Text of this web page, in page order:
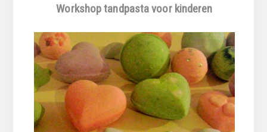
Workshop tandpasta voor kinderen